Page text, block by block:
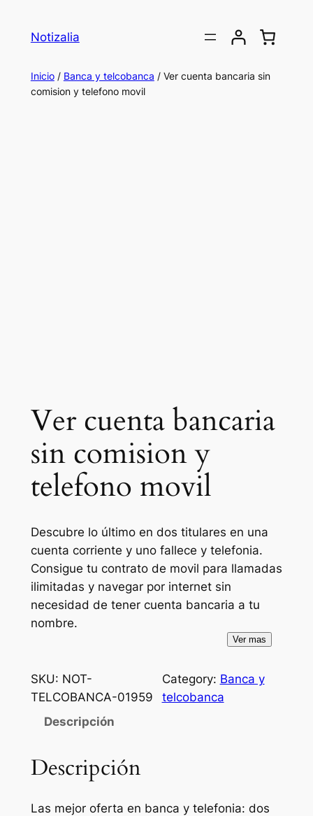
Notizalia
Inicio/ Banca y telcobanca / Ver cuenta bancaria sin
comision y telefono movil
Ver cuenta bancaria
sin comision y
telefono movil
Descubre lo último en dos titulares en una
cuenta corriente y uno fallece y telefonia.
Consigue tu contrato de movil para llamadas
ilimitadas y navegar por internet sin
necesidad de tener cuenta bancaria a tu
nombre.
Ver mas
SKU: NOT-
TELCOBANCA-01959
Category: Banca y
telcobanca
Descripción
Descripción
Las mejor oferta en banca y telefonia: dos